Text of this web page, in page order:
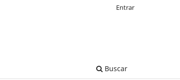
Buscar
Entrar